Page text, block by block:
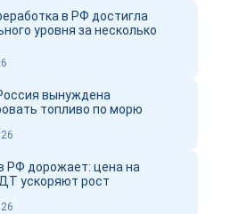
в РФ достигла
уровня за несколько
вынуждена
топливо по морю
РФ дорожает: цена на
ускоряют рост